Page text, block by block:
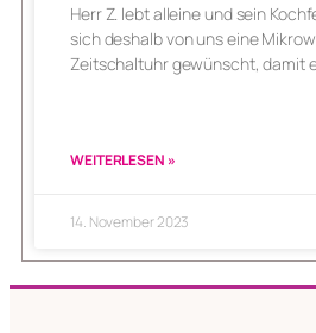
Herr Z. lebt alleine und sein
sich deshalb von uns eine
Zeitschaltuhr gewünscht, damit
WEITERLESEN »
14. November 2023